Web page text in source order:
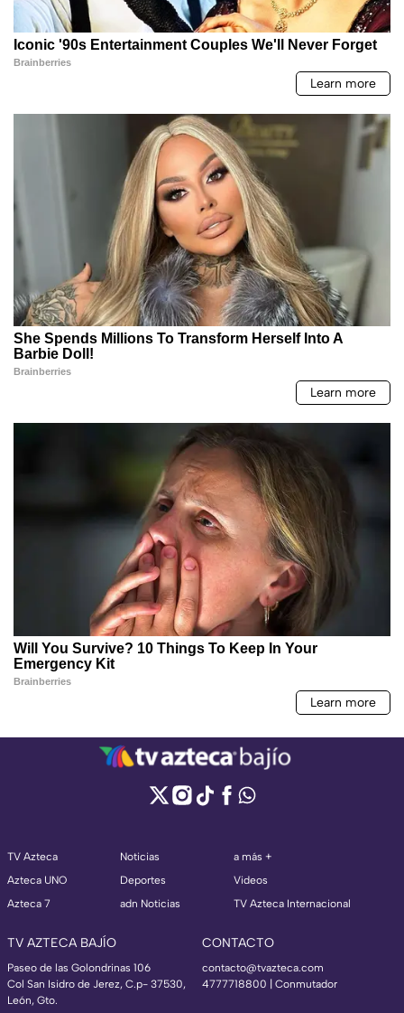
TV Azteca
Azteca UNO
Azteca 7
Noticias
Deportes
adn Noticias
a más +
Videos
TV Azteca Internacional
TV AZTECA BAJÍO
Paseo de las Golondrinas 106
Col San Isidro de Jerez, C.p- 37530,
León, Gto.
CONTACTO
contacto@tvazteca.com
4777718800 | Conmutador